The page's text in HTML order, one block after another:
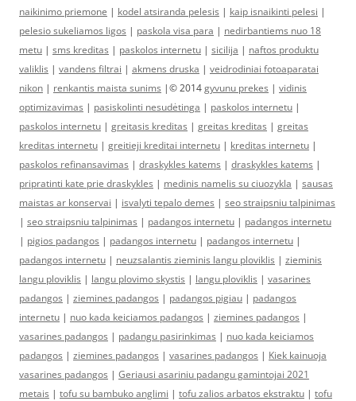
naikinimo priemone | kodel atsiranda pelesis | kaip isnaikinti pelesi |
pelesio sukeliamos ligos | paskola visa para | nedirbantiems nuo 18
metu | sms kreditas | paskolos internetu | sicilija | naftos produktu
valiklis | vandens filtrai | akmens druska | veidrodiniai fotoaparatai
nikon | renkantis maista sunims |© 2014gyvunu prekes | vidinis
optimizavimas | pasiskolinti nesudėtinga | paskolos internetu |
paskolos internetu | greitasis kreditas | greitas kreditas | greitas
kreditas internetu | greitieji kreditai internetu | kreditas internetu |
paskolos refinansavimas | draskykles katems | draskykles katems |
pripratinti kate prie draskykles | medinis namelis su ciuozykla | sausas
maistas ar konservai | isvalyti tepalo demes | seo straipsniu talpinimas
| seo straipsniu talpinimas | padangos internetu | padangos internetu
| pigios padangos | padangos internetu | padangos internetu |
padangos internetu | neuzsalantis zieminis langu ploviklis | zieminis
langu ploviklis | langu plovimo skystis | langu ploviklis | vasarines
padangos | ziemines padangos | padangos pigiau | padangos
internetu | nuo kada keiciamos padangos | ziemines padangos |
vasarines padangos | padangu pasirinkimas | nuo kada keiciamos
padangos | ziemines padangos | vasarines padangos | Kiek kainuoja
vasarines padangos | Geriausi asariniu padangu gamintojai 2021
metais | tofu su bambuko anglimi | tofu zalios arbatos ekstraktu | tofu